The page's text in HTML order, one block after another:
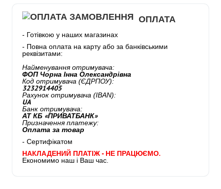
ОПЛАТА
- Готівкою у наших магазинах
- Повна оплата на карту або за банківськими
реквізитами:
Найменування отримувача:
ФОП Чорна Інна Олександрівна
Код отримувача (ЄДРПОУ):
3232914405
Рахунок отримувача (IBAN):
UA
Банк отримувача:
АТ КБ «ПРИВАТБАНК»
Призначення платежу:
Оплата за товар
- Сертифікатом
НАКЛАДЕНИЙ ПЛАТІЖ - НЕ ПРАЦЮЄМО.
Економимо наш і Ваш час.